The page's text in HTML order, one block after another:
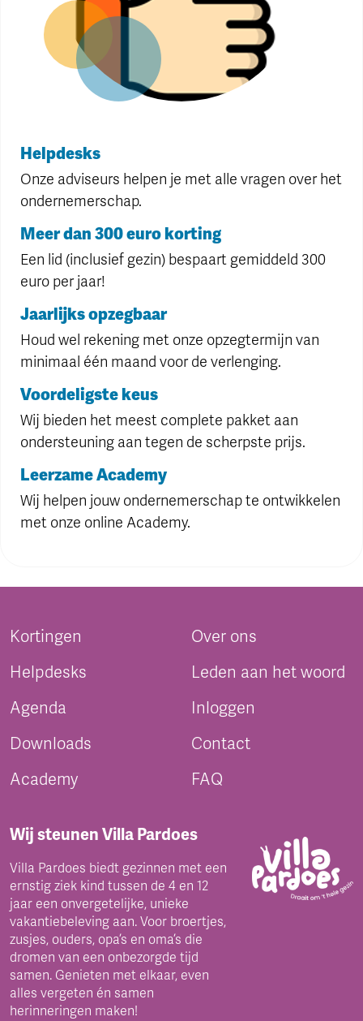
Helpdesks
Onze adviseurs helpen je met alle vragen over het
ondernemerschap.
Meer dan 300 euro korting
Een lid (inclusief gezin) bespaart gemiddeld 300
euro per jaar!
Jaarlijks opzegbaar
Houd wel rekening met onze opzegtermijn van
minimaal één maand voor de verlenging.
Voordeligste keus
Wij bieden het meest complete pakket aan
ondersteuning aan tegen de scherpste prijs.
Leerzame Academy
Wij helpen jouw ondernemerschap te ontwikkelen
met onze online Academy.
Kortingen
Helpdesks
Agenda
Downloads
Academy
Over ons
Leden aan het woord
Inloggen
Contact
FAQ
Wij steunen Villa Pardoes
Villa Pardoes biedt gezinnen met een
ernstig ziek kind tussen de 4 en 12
jaar een onvergetelijke, unieke
vakantiebeleving aan. Voor broertjes,
zusjes, ouders, opa’s en oma’s die
dromen van een onbezorgde tijd
samen. Genieten met elkaar, even
alles vergeten én samen
herinneringen maken!